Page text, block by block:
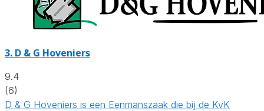
3. D & G Hoveniers
9.4
(6)
D & G Hoveniers is een Eenmanszaak die bij de KvK